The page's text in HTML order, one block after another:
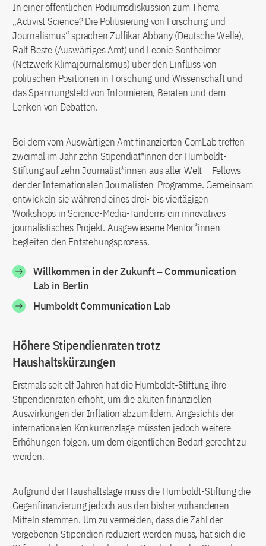
In einer öffentlichen Podiumsdiskussion zum Thema
„Activist Science? Die Politisierung von Forschung und
Journalismus“ sprachen Zulfikar Abbany (Deutsche Welle),
Ralf Beste (Auswärtiges Amt) und Leonie Sontheimer
(Netzwerk Klimajournalismus) über den Einfluss von
politischen Positionen in Forschung und Wissenschaft und
das Spannungsfeld von Informieren, Beraten und dem
Lenken von Debatten.
Bei dem vom Auswärtigen Amt finanzierten ComLab treffen
zweimal im Jahr zehn Stipendiat*innen der Humboldt-
Stiftung auf zehn Journalist*innen aus aller Welt – Fellows
der der Internationalen Journalisten-Programme. Gemeinsam
entwickeln sie während eines drei- bis viertägigen
Workshops in Science-Media-Tandems ein innovatives
journalistisches Projekt. Ausgewiesene Mentor*innen
begleiten den Entstehungsprozess.
Willkommen in der Zukunft – Communication
Lab in Berlin
Humboldt Communication Lab
Höhere Stipendienraten trotz
Haushaltskürzungen
Erstmals seit elf Jahren hat die Humboldt-Stiftung ihre
Stipendienraten erhöht, um die akuten finanziellen
Auswirkungen der Inflation abzumildern. Angesichts der
internationalen Konkurrenzlage müssten jedoch weitere
Erhöhungen folgen, um dem eigentlichen Bedarf gerecht zu
werden.
Aufgrund der Haushaltslage muss die Humboldt-Stiftung die
Gegenfinanzierung jedoch aus den bisher vorhandenen
Mitteln stemmen. Um zu vermeiden, dass die Zahl der
vergebenen Stipendien reduziert werden muss, hat sich die